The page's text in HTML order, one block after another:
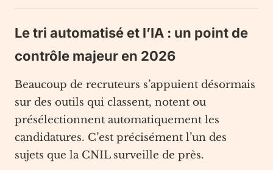
Le tri automatisé et l’IA : un point de
contrôle majeur en 2026
Beaucoup de recruteurs s’appuient désormais
sur des outils qui classent, notent ou
présélectionnent automatiquement les
candidatures. C’est précisément l’un des
sujets que la CNIL surveille de près.